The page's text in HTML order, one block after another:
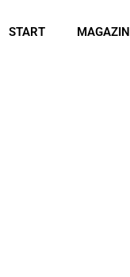
START MAGAZIN